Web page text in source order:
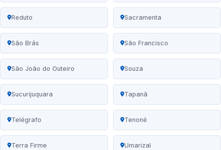
Reduto Sacramenta
São Brás São Francisco
São João do Outeiro Souza
Sucurijuquara Tapanã
Telégrafo Tenoné
Terra Firme Umarizal